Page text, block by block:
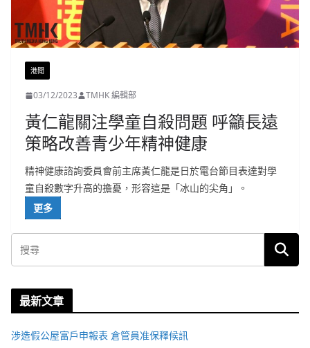
港聞
03/12/2023 TMHK 編輯部
黃仁龍關注學童自殺問題 呼籲長遠
策略改善青少年精神健康
精神健康諮詢委員會前主席黃仁龍是日於電台節目表達對學
童自殺數字升高的擔憂，形容這是「冰山的尖角」。
更多
最新文章
涉造假公屋富戶申報表 倉管員准保釋候訊